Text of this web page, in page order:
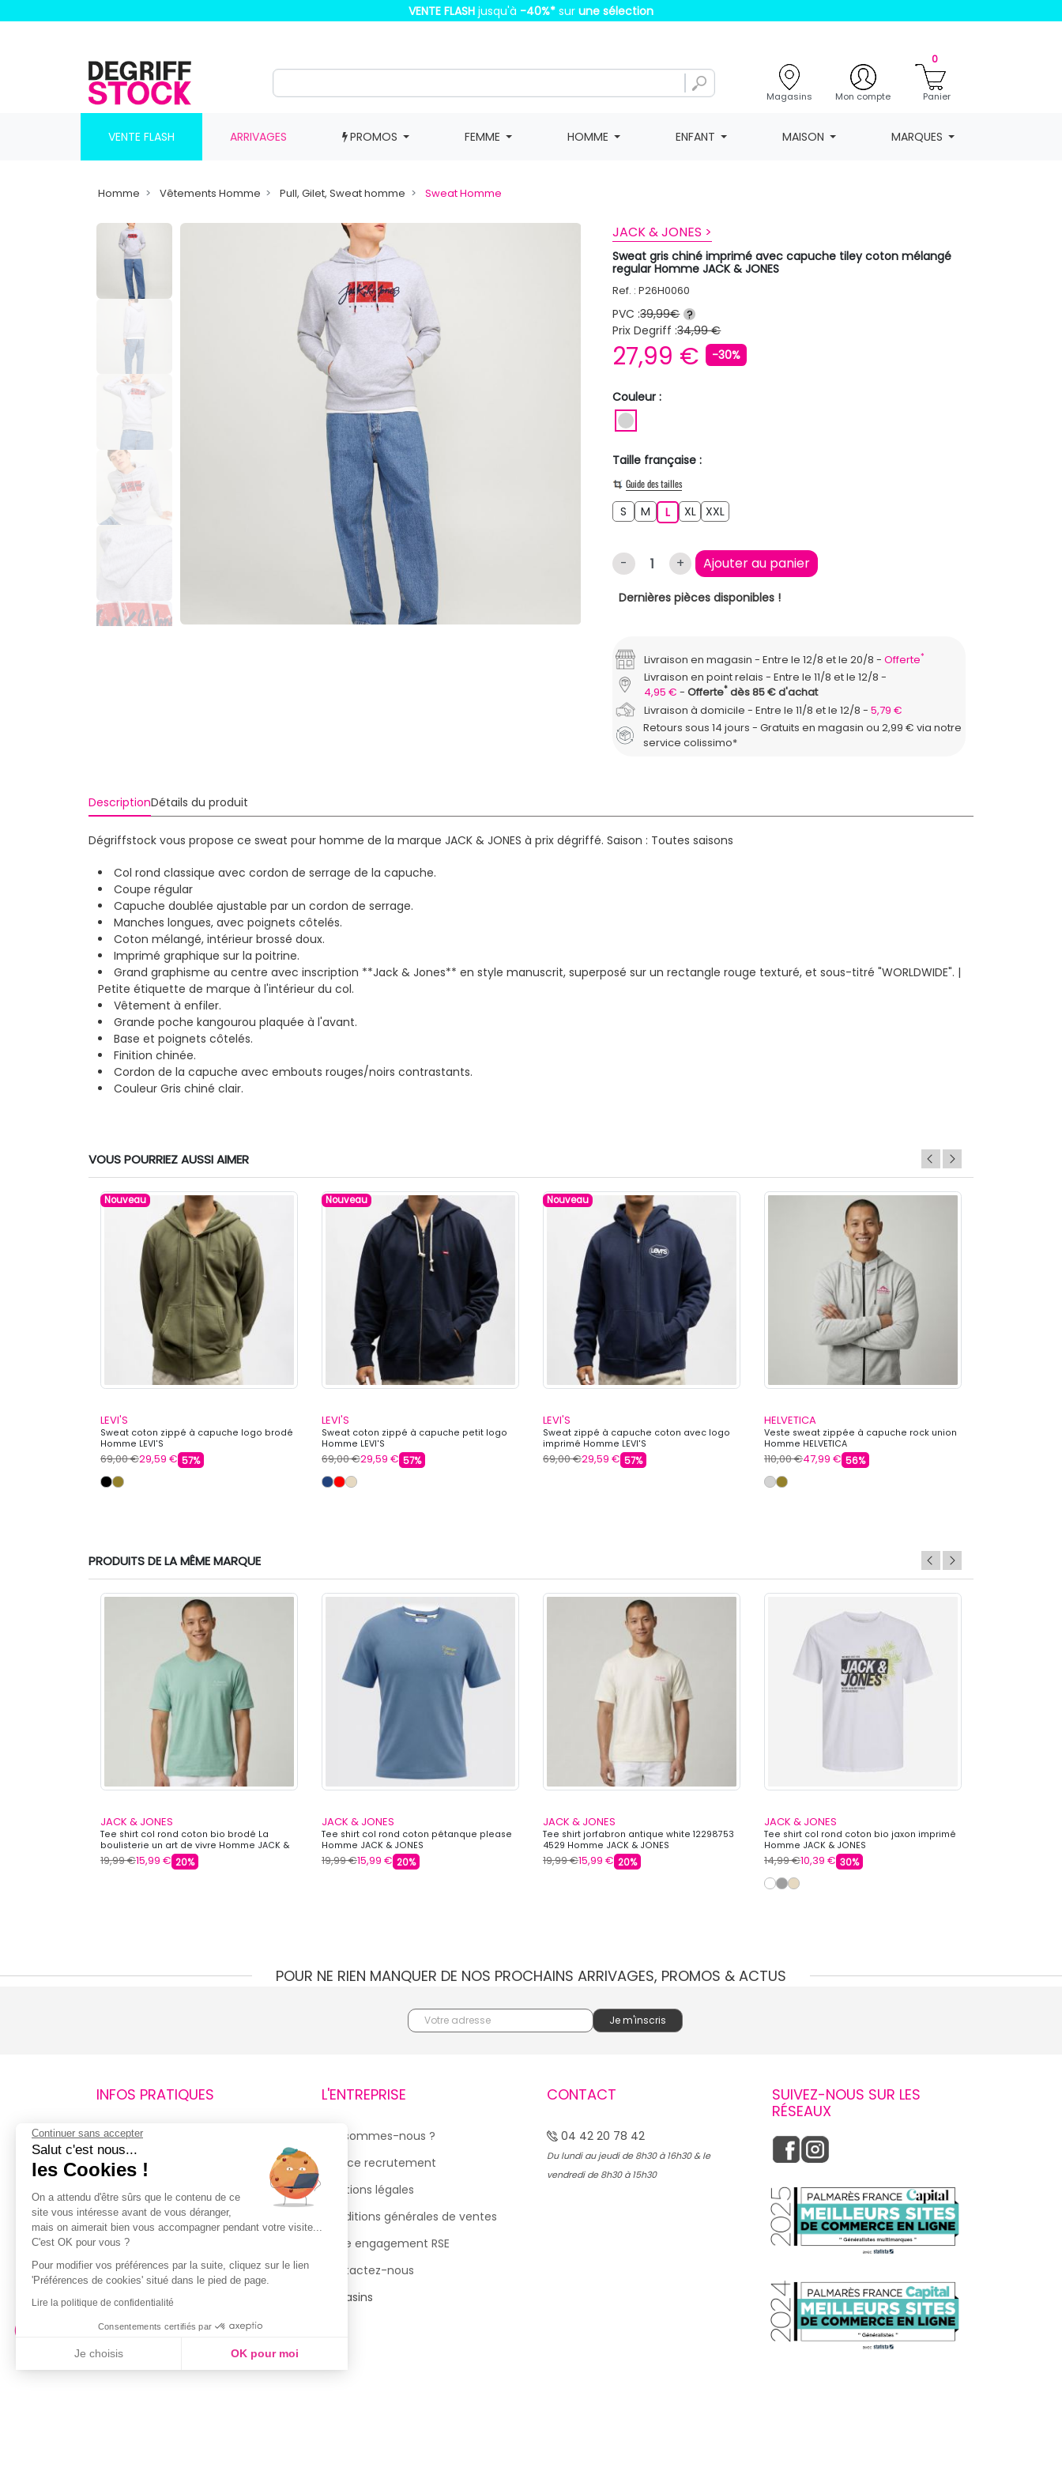
VENTE FLASH jusqu'à -40%* sur une sélection
Magasins Mon compte
0
Panier
VENTE FLASH ARRIVAGES PROMOS FEMME HOMME ENFANT MAISON MARQUES
Homme Vêtements Homme Pull, Gilet, Sweat homme Sweat Homme
JACK & JONES >
Sweat gris chiné imprimé avec capuche tiley coton mélangé
regular Homme JACK & JONES
Ref. : P26H0060
PVC :39,99€ ?
Prix Degriff :34,99 €
27,99 € -30%
Couleur :
Taille française :
Guide des tailles
S M LL XLXLXXLXXL
- + Ajouter au panier
Dernières pièces disponibles !
Livraison en magasin Entre le 12/8 et le 20/8 Offerte*
Livraison en point relais
Entre le 11/8 et le 12/8
4,95 €
Offerte*dès 85 € d'achat
Livraison à domicile
Entre le 11/8 et le 12/8
5,79 €
Retours sous 14 jours - Gratuits en magasin ou 2,99 € via notre
service colissimo*
DescriptionDétails du produit
Dégriffstock vous propose ce sweat pour homme de la marque JACK & JONES à prix dégriffé. Saison : Toutes saisons
Col rond classique avec cordon de serrage de la capuche.
Coupe régular
Capuche doublée ajustable par un cordon de serrage.
Manches longues, avec poignets côtelés.
Coton mélangé, intérieur brossé doux.
Imprimé graphique sur la poitrine.
Grand graphisme au centre avec inscription **Jack & Jones** en style manuscrit, superposé sur un rectangle rouge texturé, et sous-titré "WORLDWIDE". |
Petite étiquette de marque à l'intérieur du col.
Vêtement à enfiler.
Grande poche kangourou plaquée à l'avant.
Base et poignets côtelés.
Finition chinée.
Cordon de la capuche avec embouts rouges/noirs contrastants.
Couleur Gris chiné clair.
VOUS POURRIEZ AUSSI AIMER
Nouveau
LEVI'S
Sweat coton zippé à capuche logo brodé
Homme LEVI'S
69,00 €29,59 € 57%
Nouveau
LEVI'S
Sweat coton zippé à capuche petit logo
Homme LEVI'S
69,00 €29,59 € 57%
Nouveau
LEVI'S
Sweat zippé à capuche coton avec logo
imprimé Homme LEVI'S
69,00 €29,59 € 57%
HELVETICA
Veste sweat zippée à capuche rock union
Homme HELVETICA
110,00 €47,99 € 56%
PRODUITS DE LA MÊME MARQUE
JACK & JONES
Tee shirt col rond coton bio brodé La
boulisterie un art de vivre Homme JACK &
JONES
19,99 €15,99 € 20%
JACK & JONES
Tee shirt col rond coton pétanque please
Homme JACK & JONES
19,99 €15,99 € 20%
JACK & JONES
Tee shirt jorfabron antique white 12298753
4529 Homme JACK & JONES
19,99 €15,99 € 20%
JACK & JONES
Tee shirt col rond coton bio jaxon imprimé
Homme JACK & JONES
14,99 €10,39 € 30%
POUR NE RIEN MANQUER DE NOS PROCHAINS ARRIVAGES, PROMOS & ACTUS
INFOS PRATIQUES
Retours et remboursements
Suivi de commande
Livraisons
Guide des tailles
Politique de confidentialité
Conditions générales d’utilisation
de la Carte de Fidélité
L'ENTREPRISE
Qui sommes-nous ?
Espace recrutement
Mentions légales
Conditions générales de ventes
Notre engagement RSE
Contactez-nous
Magasins
CONTACT
04 42 20 78 42
Du lundi au jeudi de 8h30 à 16h30 & le
vendredi de 8h30 à 15h30
SUIVEZ-NOUS SUR LES
RÉSEAUX
Continuer sans accepter
Salut c'est nous...
les Cookies !
On a attendu d'être sûrs que le contenu de ce
site vous intéresse avant de vous déranger,
mais on aimerait bien vous accompagner pendant votre visite...
C'est OK pour vous ?
Pour modifier vos préférences par la suite, cliquez sur le lien
'Préférences de cookies' situé dans le pied de page.
Lire la politique de confidentialité
Consentements certifiés par
Je choisis OK pour moi